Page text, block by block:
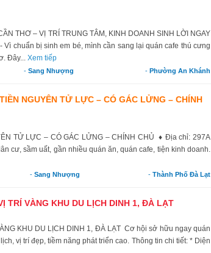
THƠ – VỊ TRÍ TRUNG TÂM, KINH DOANH SINH LỜI NGAY
chuẩn bị sinh em bé, mình cần sang lại quán cafe thú cưng
Đây... Xem tiếp
-Sang Nhượng - Phường An Khánh
NGUYÊN TỬ LỰC – CÓ GÁC LỬNG – CHÍNH
TỬ LỰC – CÓ GÁC LỬNG – CHÍNH CHỦ ♦ Địa chỉ: 297A
cư, sầm uất, gần nhiều quán ăn, quán cafe, tiện kinh doanh.
- Sang Nhượng - Thành Phố Đà Lạt
TRÍ VÀNG KHU DU LỊCH DINH 1, ĐÀ LẠT
KHU DU LỊCH DINH 1, ĐÀ LẠT Cơ hội sở hữu ngay quán
vị trí đẹp, tiềm năng phát triển cao. Thông tin chi tiết: * Diện